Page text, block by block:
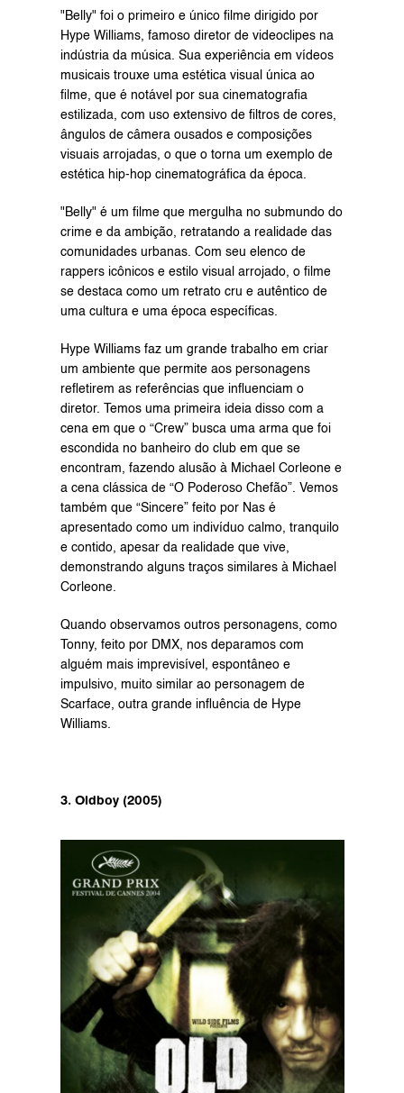
"Belly" foi o primeiro e único filme dirigido por
Hype Williams, famoso diretor de videoclipes na
indústria da música. Sua experiência em vídeos
musicais trouxe uma estética visual única ao
filme, que é notável por sua cinematografia
estilizada, com uso extensivo de filtros de cores,
ângulos de câmera ousados ​​e composições
visuais arrojadas, o que o torna um exemplo de
estética hip-hop cinematográfica da época.
"Belly" é um filme que mergulha no submundo do
crime e da ambição, retratando a realidade das
comunidades urbanas. Com seu elenco de
rappers icônicos e estilo visual arrojado, o filme
se destaca como um retrato cru e autêntico de
uma cultura e uma época específicas.
Hype Williams faz um grande trabalho em criar
um ambiente que permite aos personagens
refletirem as referências que influenciam o
diretor. Temos uma primeira ideia disso com a
cena em que o “Crew” busca uma arma que foi
escondida no banheiro do club em que se
encontram, fazendo alusão à Michael Corleone e
a cena clássica de “O Poderoso Chefão”. Vemos
também que “Sincere” feito por Nas é
apresentado como um indivíduo calmo, tranquilo
e contido, apesar da realidade que vive,
demonstrando alguns traços similares à Michael
Corleone.
Quando observamos outros personagens, como
Tonny, feito por DMX, nos deparamos com
alguém mais imprevisível, espontâneo e
impulsivo, muito similar ao personagem de
Scarface, outra grande influência de Hype
Williams.
3. Oldboy (2005)